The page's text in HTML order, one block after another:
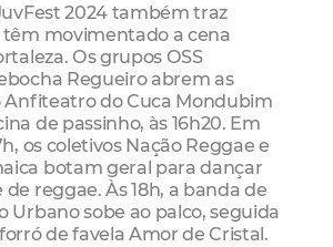
2024 também traz
movimentado a cena
Os grupos OSS
Regueiro abrem as
Anfiteatro do Cuca Mondubim
de passinho, às 16h20. Em
os coletivos Nação Reggae e
botam geral para dançar
reggae. Às 18h, a banda de
Urbano sobe ao palco, seguida
de favela Amor de Cristal.